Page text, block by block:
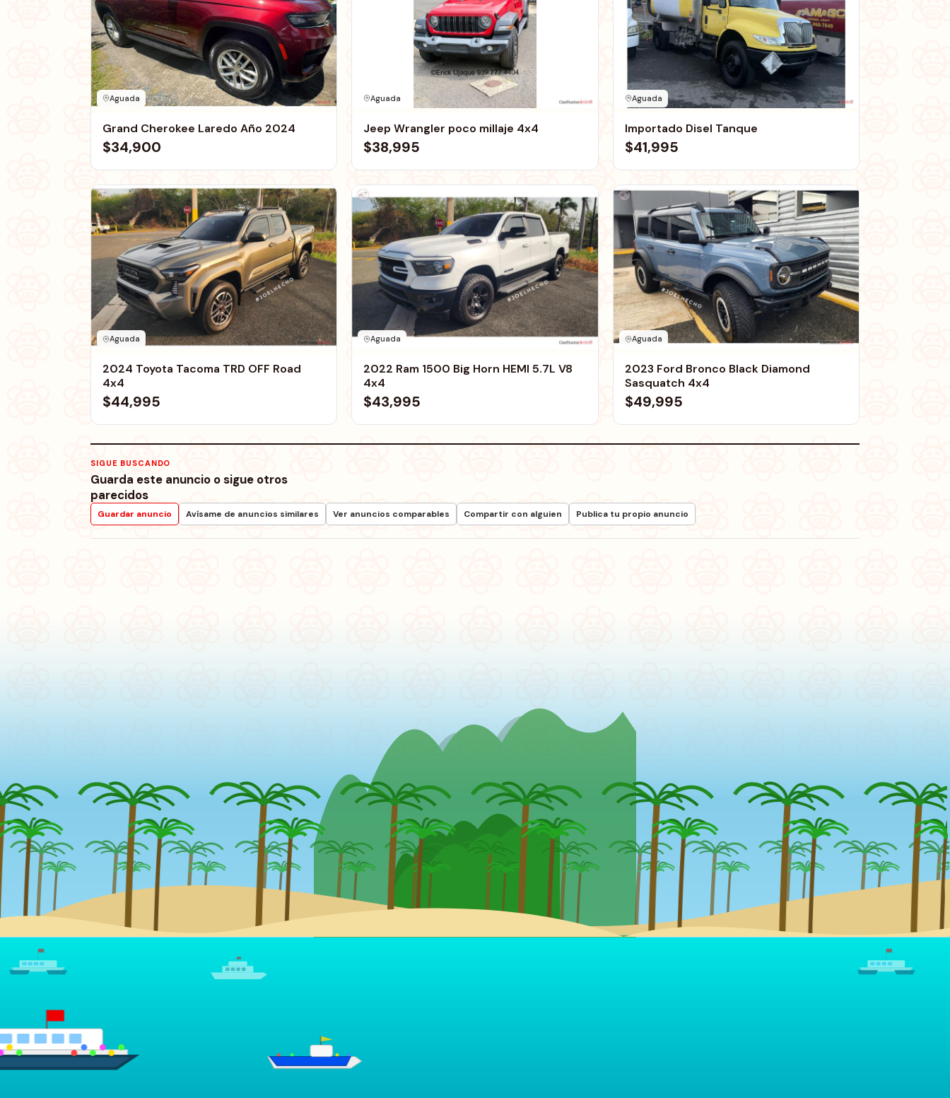
Aguada
Grand Cherokee Laredo Año 2024
$34,900
Aguada
Jeep Wrangler poco millaje 4x4
$38,995
Aguada
Importado Disel Tanque
$41,995
Aguada
2024 Toyota Tacoma TRD OFF Road
4x4
$44,995
Aguada
2022 Ram 1500 Big Horn HEMI 5.7L V8
4x4
$43,995
Aguada
2023 Ford Bronco Black Diamond
Sasquatch 4x4
$49,995
SIGUE BUSCANDO
Guarda este anuncio o sigue otros
parecidos
Guardar anuncio Avísame de anuncios similares Ver anuncios comparables Compartir con alguien Publica tu propio anuncio